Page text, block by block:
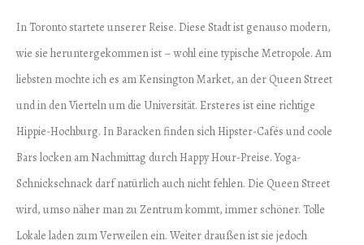
In Toronto startete unserer Reise. Diese Stadt ist genauso modern,
wie sie heruntergekommen ist – wohl eine typische Metropole. Am
liebsten mochte ich es am Kensington Market, an der Queen Street
und in den Vierteln um die Universität. Ersteres ist eine richtige
Hippie-Hochburg. In Baracken finden sich Hipster-Cafés und coole
Bars locken am Nachmittag durch Happy Hour-Preise. Yoga-
Schnickschnack darf natürlich auch nicht fehlen. Die Queen Street
wird, umso näher man zu Zentrum kommt, immer schöner. Tolle
Lokale laden zum Verweilen ein. Weiter draußen ist sie jedoch